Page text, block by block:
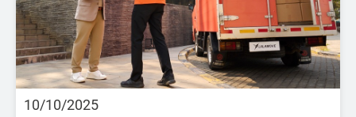
10/10/2025